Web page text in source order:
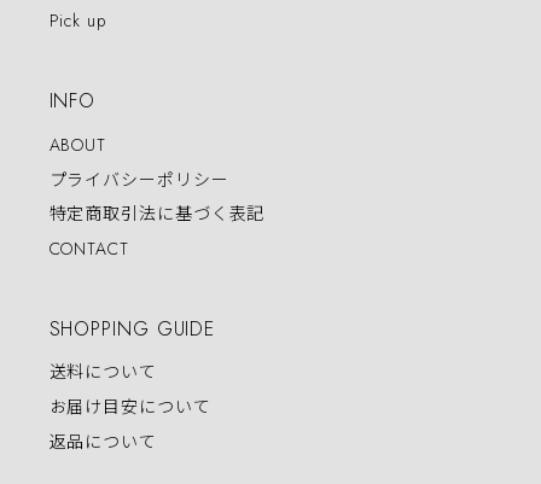
Pick up
INFO
ABOUT
プライバシーポリシー
特定商取引法に基づく表記
CONTACT
SHOPPING GUIDE
送料について
お届け目安について
返品について